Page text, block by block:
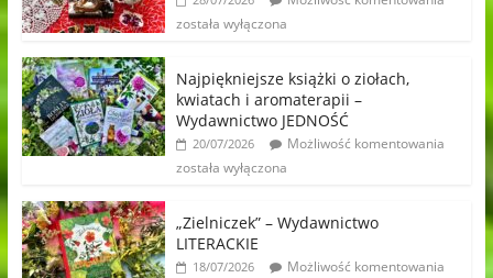
została wyłączona
Najpiękniejsze książki o ziołach,
kwiatach i aromaterapii –
Wydawnictwo JEDNOŚĆ
20/07/2026
Możliwość komentowania
została wyłączona
„Zielniczek” – Wydawnictwo
LITERACKIE
18/07/2026
Możliwość komentowania